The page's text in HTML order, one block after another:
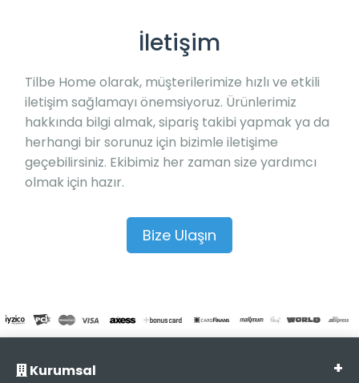
İletişim
Tilbe Home olarak, müşterilerimize hızlı ve etkili
iletişim sağlamayı önemsiyoruz. Ürünlerimiz
hakkında bilgi almak, sipariş takibi yapmak ya da
herhangi bir sorunuz için bizimle iletişime
geçebilirsiniz. Ekibimiz her zaman size yardımcı
olmak için hazır.
Bize Ulaşın
Kurumsal